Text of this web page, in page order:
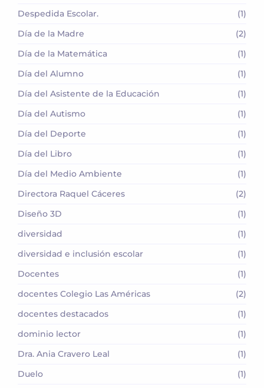
Despedida Escolar.
(1)
Día de la Madre
(2)
Día de la Matemática
(1)
Día del Alumno
(1)
Día del Asistente de la Educación
(1)
Día del Autismo
(1)
Día del Deporte
(1)
Día del Libro
(1)
Día del Medio Ambiente
(1)
Directora Raquel Cáceres
(2)
Diseño 3D
(1)
diversidad
(1)
diversidad e inclusión escolar
(1)
Docentes
(1)
docentes Colegio Las Américas
(2)
docentes destacados
(1)
dominio lector
(1)
Dra. Ania Cravero Leal
(1)
Duelo
(1)